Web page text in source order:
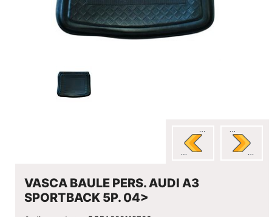
VASCA BAULE PERS. AUDI A3
SPORTBACK 5P. 04>